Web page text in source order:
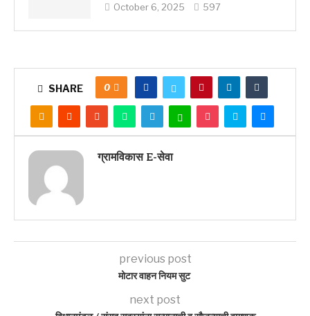
October 6, 2025 597
SHARE 0
ग्रामविकास E-सेवा
previous post
मोटार वाहन नियम सुट
next post